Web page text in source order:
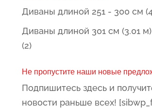
Диваны длиной 251 - 300 см
Диваны длиной 301 см (3.01
(2)
Не пропустите наши новые
Подпишитесь здесь и
новости раньше всех!